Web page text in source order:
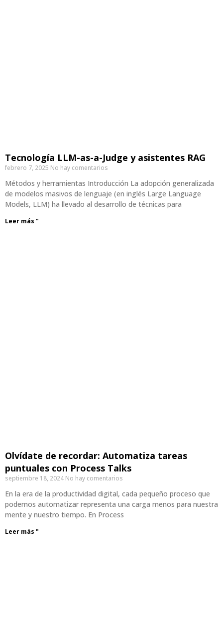
Tecnología LLM-as-a-Judge y asistentes RAG
febrero 7, 2025 No hay comentarios
Métodos y herramientas Introducción La adopción generalizada
de modelos masivos de lenguaje (en inglés Large Language
Models, LLM) ha llevado al desarrollo de técnicas para
Leer más "
Olvídate de recordar: Automatiza tareas
puntuales con Process Talks
septiembre 18, 2024 No hay comentarios
En la era de la productividad digital, cada pequeño proceso que
podemos automatizar representa una carga menos para nuestra
mente y nuestro tiempo. En Process
Leer más "